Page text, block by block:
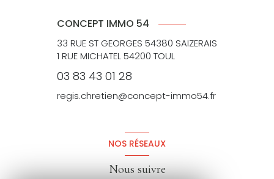
CONCEPT IMMO 54
33 RUE ST GEORGES 54380 SAIZERAIS
1 RUE MICHATEL 54200 TOUL
03 83 43 01 28
regis.chretien@concept-immo54.fr
NOS RÉSEAUX
Nous suivre